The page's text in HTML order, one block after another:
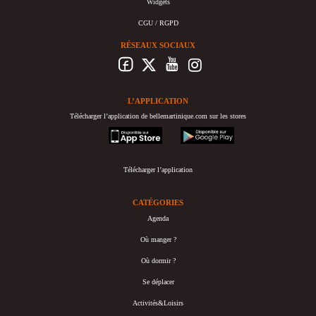
CGU / RGPD
RÉSEAUX SOCIAUX
L’APPLICATION
Télécharger l’application de bellemartinique.com sur les stores
appstore
googleplay
Télécharger l’application
CATÉGORIES
Agenda
Où manger ?
Où dormir ?
Se déplacer
Activités&Loisirs